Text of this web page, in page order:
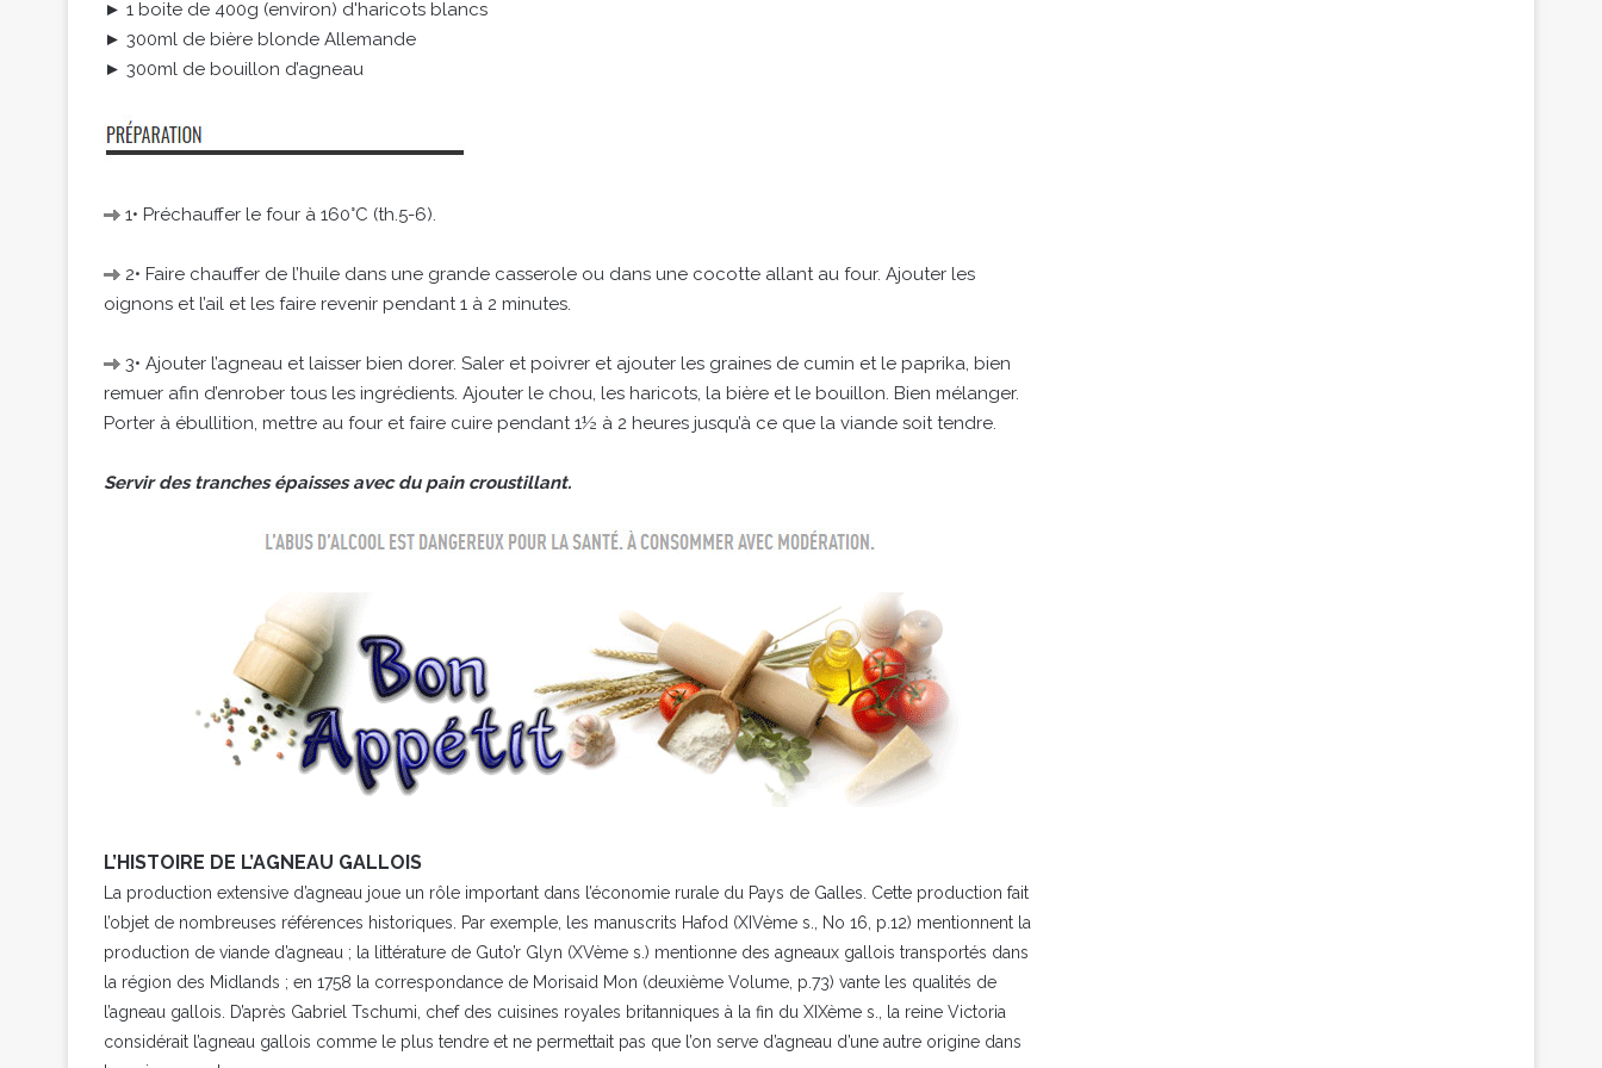
► 1 boite de 400g (environ) d'haricots blancs
► 300ml de bière blonde Allemande
► 300ml de bouillon d’agneau
1• Préchauffer le four à 160°C (th.5-6).
2• Faire chauffer de l’huile dans une grande casserole ou dans une cocotte allant au four. Ajouter les
oignons et l’ail et les faire revenir pendant 1 à 2 minutes.
3• Ajouter l’agneau et laisser bien dorer. Saler et poivrer et ajouter les graines de cumin et le paprika, bien
remuer afin d’enrober tous les ingrédients. Ajouter le chou, les haricots, la bière et le bouillon. Bien mélanger.
Porter à ébullition, mettre au four et faire cuire pendant 1½ à 2 heures jusqu’à ce que la viande soit tendre.
Servir des tranches épaisses avec du pain croustillant.
L’HISTOIRE DE L’AGNEAU GALLOIS
La production extensive d’agneau joue un rôle important dans l’économie rurale du Pays de Galles. Cette production fait
l’objet de nombreuses références historiques. Par exemple, les manuscrits Hafod (XIVème s., No 16, p.12) mentionnent la
production de viande d’agneau ; la littérature de Guto’r Glyn (XVème s.) mentionne des agneaux gallois transportés dans
la région des Midlands ; en 1758 la correspondance de Morisaid Mon (deuxième Volume, p.73) vante les qualités de
l’agneau gallois. D’après Gabriel Tschumi, chef des cuisines royales britanniques à la fin du XIXème s., la reine Victoria
considérait l’agneau gallois comme le plus tendre et ne permettait pas que l’on serve d’agneau d’une autre origine dans